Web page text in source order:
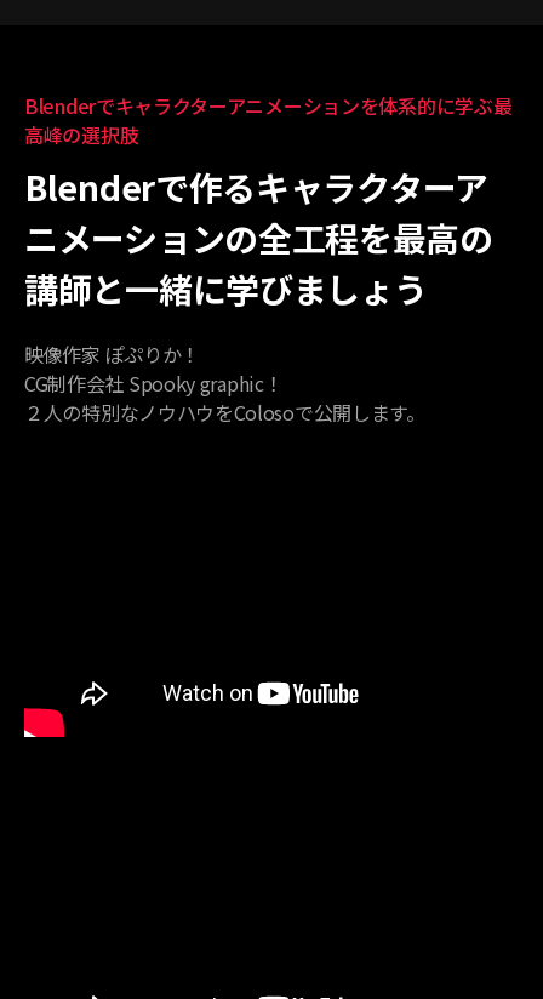
Blenderでキャラクターアニメーションを体系的に学ぶ最
高峰の選択肢
Blenderで作るキャラクターア
ニメーションの全工程を最高の
講師と一緒に学びましょう
映像作家 ぽぷりか！
CG制作会社 Spooky graphic！
２人の特別なノウハウをColosoで公開します。